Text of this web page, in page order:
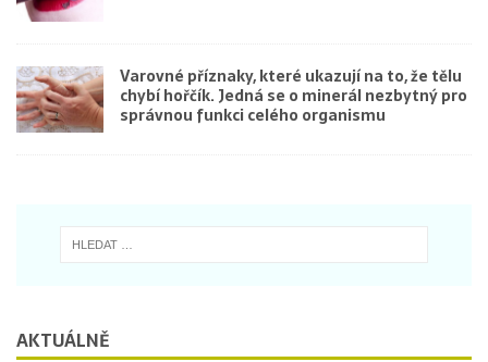
Varovné příznaky, které ukazují na to, že tělu
chybí hořčík. Jedná se o minerál nezbytný pro
správnou funkci celého organismu
AKTUÁLNĚ